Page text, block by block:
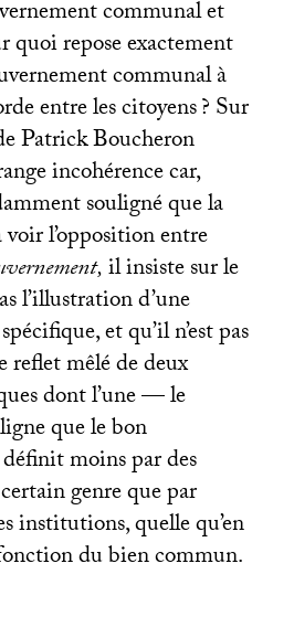
communal et
quoi repose exactement
communal à
entre les citoyens? Sur
Patrick Boucheron
incohérence car,
souligné que la
l’opposition entre
il insiste sur le
l’illustration d’une
et qu’il n’est pas
mêlé de deux
dont l’une — le
que le bon
moins par des
genre que par
institutions, quelle qu’en
du bien commun.